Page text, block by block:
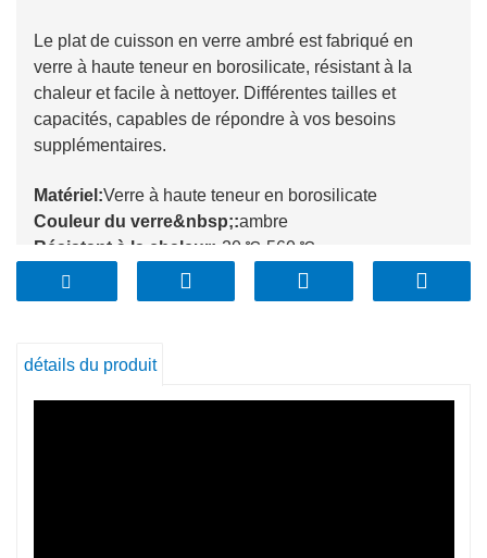
Le plat de cuisson en verre ambré est fabriqué en
verre à haute teneur en borosilicate, résistant à la
chaleur et facile à nettoyer. Différentes tailles et
capacités, capables de répondre à vos besoins
supplémentaires.
Matériel:Verre à haute teneur en borosilicate
Couleur du verre&nbsp;:ambre
Résistant à la chaleur: -20 ℃-560 ℃
Résistance aux chocs thermiques&nbsp;:
120 ℃
Certificat:FDA, LFGB, DGCCRF, ROHS, REACH,
congélateur, au lave-vaisselle
détails du produit